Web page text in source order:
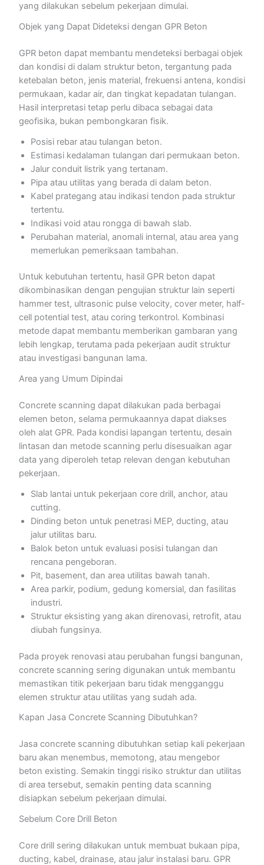
yang dilakukan sebelum pekerjaan dimulai.
Objek yang Dapat Dideteksi dengan GPR Beton
GPR beton dapat membantu mendeteksi berbagai objek
dan kondisi di dalam struktur beton, tergantung pada
ketebalan beton, jenis material, frekuensi antena, kondisi
permukaan, kadar air, dan tingkat kepadatan tulangan.
Hasil interpretasi tetap perlu dibaca sebagai data
geofisika, bukan pembongkaran fisik.
Posisi rebar atau tulangan beton.
Estimasi kedalaman tulangan dari permukaan beton.
Jalur conduit listrik yang tertanam.
Pipa atau utilitas yang berada di dalam beton.
Kabel prategang atau indikasi tendon pada struktur
tertentu.
Indikasi void atau rongga di bawah slab.
Perubahan material, anomali internal, atau area yang
memerlukan pemeriksaan tambahan.
Untuk kebutuhan tertentu, hasil GPR beton dapat
dikombinasikan dengan pengujian struktur lain seperti
hammer test, ultrasonic pulse velocity, cover meter, half-
cell potential test, atau coring terkontrol. Kombinasi
metode dapat membantu memberikan gambaran yang
lebih lengkap, terutama pada pekerjaan audit struktur
atau investigasi bangunan lama.
Area yang Umum Dipindai
Concrete scanning dapat dilakukan pada berbagai
elemen beton, selama permukaannya dapat diakses
oleh alat GPR. Pada kondisi lapangan tertentu, desain
lintasan dan metode scanning perlu disesuaikan agar
data yang diperoleh tetap relevan dengan kebutuhan
pekerjaan.
Slab lantai untuk pekerjaan core drill, anchor, atau
cutting.
Dinding beton untuk penetrasi MEP, ducting, atau
jalur utilitas baru.
Balok beton untuk evaluasi posisi tulangan dan
rencana pengeboran.
Pit, basement, dan area utilitas bawah tanah.
Area parkir, podium, gedung komersial, dan fasilitas
industri.
Struktur eksisting yang akan direnovasi, retrofit, atau
diubah fungsinya.
Pada proyek renovasi atau perubahan fungsi bangunan,
concrete scanning sering digunakan untuk membantu
memastikan titik pekerjaan baru tidak mengganggu
elemen struktur atau utilitas yang sudah ada.
Kapan Jasa Concrete Scanning Dibutuhkan?
Jasa concrete scanning dibutuhkan setiap kali pekerjaan
baru akan menembus, memotong, atau mengebor
beton existing. Semakin tinggi risiko struktur dan utilitas
di area tersebut, semakin penting data scanning
disiapkan sebelum pekerjaan dimulai.
Sebelum Core Drill Beton
Core drill sering dilakukan untuk membuat bukaan pipa,
ducting, kabel, drainase, atau jalur instalasi baru. GPR